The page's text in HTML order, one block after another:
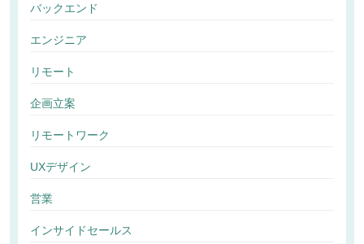
バックエンド
エンジニア
リモート
企画立案
リモートワーク
UXデザイン
営業
インサイドセールス